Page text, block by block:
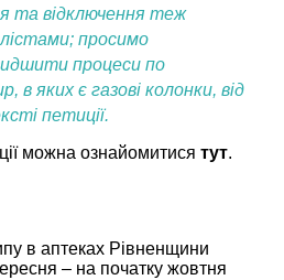
та відключення теж
просимо
процеси по
в яких є газові колонки, від
петиції.
можна ознайомитися тут.
в аптеках Рівненщини
– на початку жовтня